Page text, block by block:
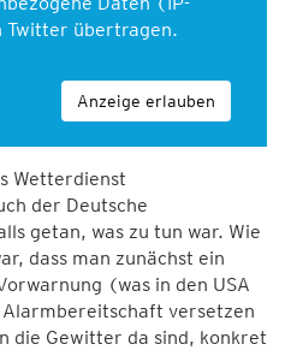
Twitter übertragen.
Anzeige erlauben
Wetterdienst
der Deutsche
getan, was zu tun war. Wie
dass man zunächst ein
(was in den USA
versetzen
die Gewitter da sind, konkret